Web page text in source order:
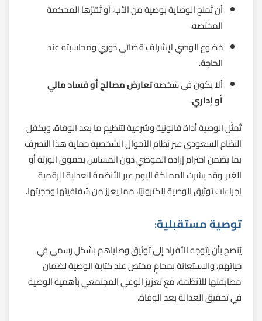
أن تُمنح الوصاية بوصية من الأب، أو تُقرّها المحكمة
المختصة.
خضوع الوصي لإشراف قضائي دوري ومحاسبته عند
الحاجة.
ألا يكون في شخصهتعارض مصالح أو فساد مالي
أو إداري.
تُمثّل الوصية أداة قانونية وشرعية لتنظيم ما بعد الوفاة، ويكفل
النظام السعودي عبر نظام الأحوال الشخصية حماية هذا التصرف
بما يضمن احترام إرادة الموصي دون المساس بحقوق الورثة أو
الغير. وقد يسّرت المملكة اليوم عبر الأنظمة العدلية الرقمية
إجراءات توثيق الوصية إلكترونيًا، مما يعزز من شفافيتها وحجيتها.
توصية مستقبلية:
يُنصح بأن يتوجه الأفراد إلى توثيق وصاياهم بشكل رسمي في
حياتهم، والاستعانة بمحامٍ مختص عند كتابة الوصية لضمان
مطابقتها للأنظمة، مع تعزيز الوعي المجتمعي بأهمية الوصية
في تحقيق العدالة بعد الوفاة.